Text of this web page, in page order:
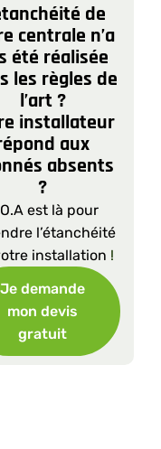
de
centrale n’a
été réalisée
les règles de
l’art ?
installateur
aux
absents
?
est là pour
l’étanchéité
installation !
Je demande
mon devis
gratuit